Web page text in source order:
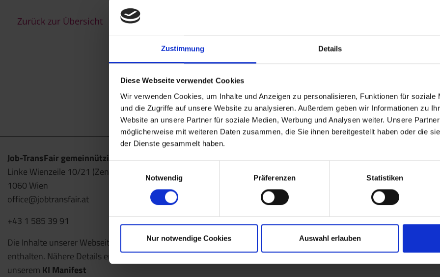
Zustimmung Details
Diese Webseite verwendet Cookies
Wir verwenden Cookies, um Inhalte und Anzeigen zu personalisieren, Funktionen für soziale
und die Zugriffe auf unsere Website zu analysieren. Außerdem geben wir Informationen zu
Website an unsere Partner für soziale Medien, Werbung und Analysen weiter. Unsere
möglicherweise mit weiteren Daten zusammen, die Sie ihnen bereitgestellt haben oder die
der Dienste gesammelt haben.
Notwendig
Präferenzen Statistiken
Nur notwendige Cookies Auswahl erlauben
Zurück zur Übersicht
Job-TransFair gemeinnützige GmbH
Linke Wienzeile 10/21 (Zentrale)
1060 Wien
office@jobtransfair.at
+43 1 585 39 91
Die Inhalte unserer Webseite können Spuren von KI
enthalten. Nähere Details entnehmen Sie bitte
unserem KI Manifest
Standorte
Öffnungszeiten
Mo - Do: 08.00 bis 16.45 Uhr
Fr: 08.00 bis 13.00 Uhr